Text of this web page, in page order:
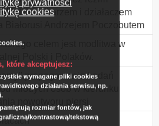
prywatności
cookies
które akceptujesz:
wymagane pliki cookies
działania serwisu, np.
rozmiar fontów, jak
kontrastową/tekstową
dziennikarzem i działaczem
Andrzejem Poczobutem
celem jest modlitwa w
Polski i Polaków.
propagowanie badań
młodych osób w kierunku
nowotworu piersi